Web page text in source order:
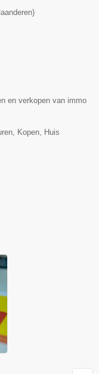
)
en verkopen van immo
Kopen, Huis